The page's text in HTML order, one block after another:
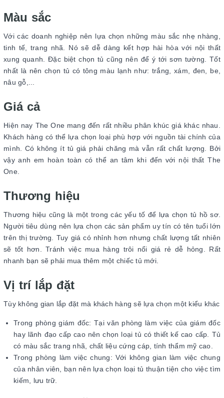
Màu sắc
Với các doanh nghiệp nên lựa chọn những màu sắc nhẹ nhàng,
tinh tế, trang nhã. Nó sẽ dễ dàng kết hợp hài hòa với nội thất
xung quanh. Đặc biệt chọn tủ cũng nên để ý tới sơn tường. Tốt
nhất là nên chọn tủ có tông màu lạnh như: trắng, xám, đen, be,
nâu gỗ,...
Giá cả
Hiện nay The One mang đến rất nhiều phân khúc giá khác nhau.
Khách hàng có thể lựa chọn loại phù hợp với nguồn tài chính của
mình. Có không ít tủ giá phải chăng mà vẫn rất chất lượng. Bởi
vậy anh em hoàn toàn có thể an tâm khi đến với nội thất The
One.
Thương hiệu
Thương hiệu cũng là một trong các yếu tố để lựa chọn tủ hồ sơ.
Người tiêu dùng nên lựa chọn các sản phẩm uy tín có tên tuổi lớn
trên thị trường. Tuy giá có nhỉnh hơn nhưng chất lượng tất nhiên
sẽ tốt hơn. Tránh việc mua hàng trôi nổi giá rẻ dễ hỏng. Rất
nhanh bạn sẽ phải mua thêm một chiếc tủ mới.
Vị trí lắp đặt
Tùy không gian lắp đặt mà khách hàng sẽ lựa chọn một kiểu khác
Trong phòng giám đốc: Tại văn phòng làm việc của giám đốc
hay lãnh đạo cấp cao nên chọn loại tủ có thiết kế cao cấp. Tủ
có màu sắc trang nhã, chất liệu cứng cáp, tính thẩm mỹ cao.
Trong phòng làm việc chung: Với không gian làm việc chung
của nhân viên, bạn nên lựa chọn loại tủ thuận tiện cho việc tìm
kiếm, lưu trữ.